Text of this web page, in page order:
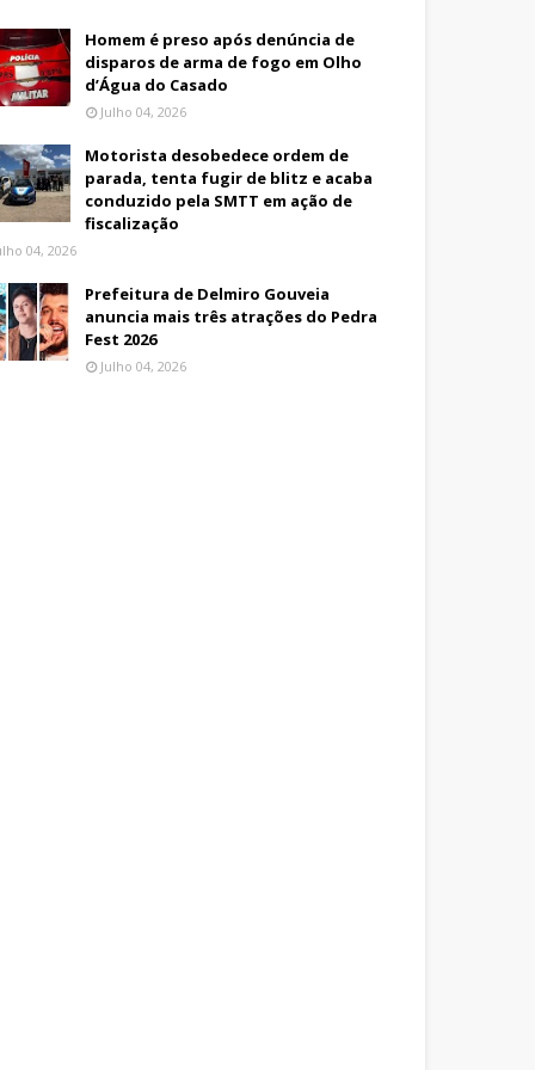
Homem é preso após denúncia de
disparos de arma de fogo em Olho
d’Água do Casado
Julho 04, 2026
Motorista desobedece ordem de
parada, tenta fugir de blitz e acaba
conduzido pela SMTT em ação de
fiscalização
04, 2026
Prefeitura de Delmiro Gouveia
anuncia mais três atrações do Pedra
Fest 2026
Julho 04, 2026